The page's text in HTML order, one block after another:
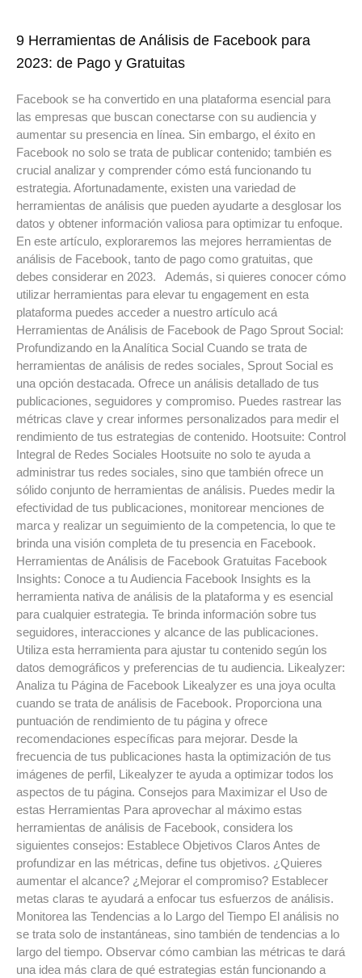
9 Herramientas de Análisis de Facebook para
2023: de Pago y Gratuitas
Facebook se ha convertido en una plataforma esencial para
las empresas que buscan conectarse con su audiencia y
aumentar su presencia en línea. Sin embargo, el éxito en
Facebook no solo se trata de publicar contenido; también es
crucial analizar y comprender cómo está funcionando tu
estrategia. Afortunadamente, existen una variedad de
herramientas de análisis que pueden ayudarte a desglosar los
datos y obtener información valiosa para optimizar tu enfoque.
En este artículo, exploraremos las mejores herramientas de
análisis de Facebook, tanto de pago como gratuitas, que
debes considerar en 2023. Además, si quieres conocer cómo
utilizar herramientas para elevar tu engagement en esta
plataforma puedes acceder a nuestro artículo acá
Herramientas de Análisis de Facebook de Pago Sprout Social:
Profundizando en la Analítica Social Cuando se trata de
herramientas de análisis de redes sociales, Sprout Social es
una opción destacada. Ofrece un análisis detallado de tus
publicaciones, seguidores y compromiso. Puedes rastrear las
métricas clave y crear informes personalizados para medir el
rendimiento de tus estrategias de contenido. Hootsuite: Control
Integral de Redes Sociales Hootsuite no solo te ayuda a
administrar tus redes sociales, sino que también ofrece un
sólido conjunto de herramientas de análisis. Puedes medir la
efectividad de tus publicaciones, monitorear menciones de
marca y realizar un seguimiento de la competencia, lo que te
brinda una visión completa de tu presencia en Facebook.
Herramientas de Análisis de Facebook Gratuitas Facebook
Insights: Conoce a tu Audiencia Facebook Insights es la
herramienta nativa de análisis de la plataforma y es esencial
para cualquier estrategia. Te brinda información sobre tus
seguidores, interacciones y alcance de las publicaciones.
Utiliza esta herramienta para ajustar tu contenido según los
datos demográficos y preferencias de tu audiencia. Likealyzer:
Analiza tu Página de Facebook Likealyzer es una joya oculta
cuando se trata de análisis de Facebook. Proporciona una
puntuación de rendimiento de tu página y ofrece
recomendaciones específicas para mejorar. Desde la
frecuencia de tus publicaciones hasta la optimización de tus
imágenes de perfil, Likealyzer te ayuda a optimizar todos los
aspectos de tu página. Consejos para Maximizar el Uso de
estas Herramientas Para aprovechar al máximo estas
herramientas de análisis de Facebook, considera los
siguientes consejos: Establece Objetivos Claros Antes de
profundizar en las métricas, define tus objetivos. ¿Quieres
aumentar el alcance? ¿Mejorar el compromiso? Establecer
metas claras te ayudará a enfocar tus esfuerzos de análisis.
Monitorea las Tendencias a lo Largo del Tiempo El análisis no
se trata solo de instantáneas, sino también de tendencias a lo
largo del tiempo. Observar cómo cambian las métricas te dará
una idea más clara de qué estrategias están funcionando a